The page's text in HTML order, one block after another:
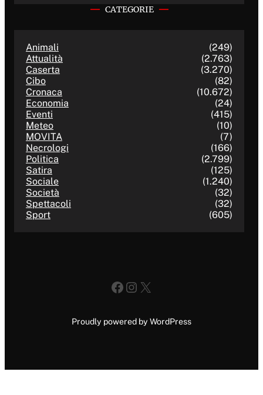
CATEGORIE
Animali
(249)
Attualità
(2.763)
Caserta
(3.270)
Cibo
(82)
Cronaca
(10.672)
Economia
(24)
Eventi
(415)
Meteo
(10)
MOVITA
(7)
Necrologi
(166)
Politica
(2.799)
Satira
(125)
Sociale
(1.240)
Società
(32)
Spettacoli
(32)
Sport
(605)
Facebook
Instagram
X
Proudly powered by WordPress